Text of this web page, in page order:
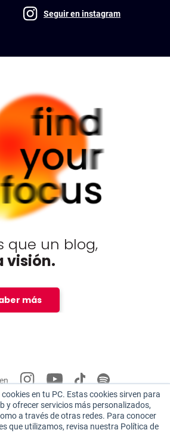
en tu PC. Estas cookies sirven para
y ofrecer servicios más personalizados,
a través de otras redes. Para conocer
que utilizamos, revisa nuestra Política de
Seguir en instagram
que un blog,
visión.
más